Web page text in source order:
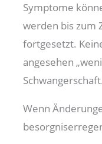
Symptome
werden bis zum
fortgesetzt.
angesehen
Schwangerschaft.
Wenn